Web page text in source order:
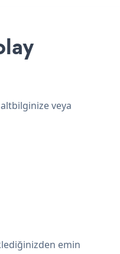
veya
emin